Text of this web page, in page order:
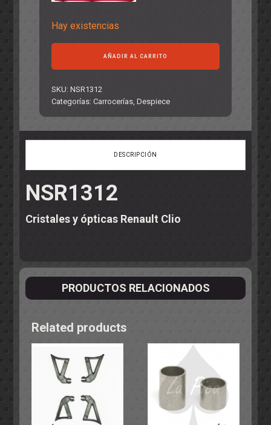
Hay existencias
Renault
Clio
AÑADIR AL CARRITO
SKU:NSR1312
Categorías:Carrocerías ,Despiece
DESCRIPCIÓN
NSR1312
Cristales y ópticas Renault Clio
PRODUCTOS RELACIONADOS
Related products